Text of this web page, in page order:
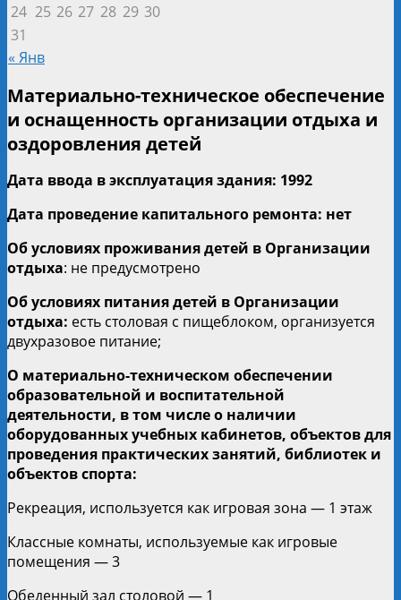
24 25 26 27 28 29 30
31
« Янв
Материально-техническое обеспечение
и оснащенность организации отдыха и
оздоровления детей
Дата ввода в эксплуатация здания: 1992
Дата проведение капитального ремонта: нет
Об условиях проживания детей в Организации
отдыха: не предусмотрено
Об условиях питания детей в Организации
отдыха: есть столовая с пищеблоком, организуется
двухразовое питание;
О материально-техническом обеспечении
образовательной и воспитательной
деятельности, в том числе о наличии
оборудованных учебных кабинетов, объектов для
проведения практических занятий, библиотек и
объектов спорта:
Рекреация, используется как игровая зона — 1 этаж
Классные комнаты, используемые как игровые
помещения — 3
Обеденный зал столовой — 1